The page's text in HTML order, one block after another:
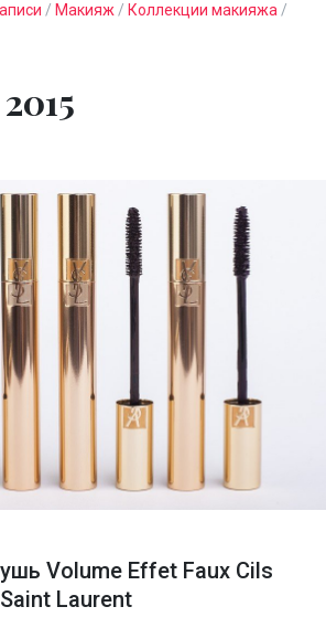
/ Макияж / Коллекции макияжа /
Volume Effet Faux Cils
Laurent